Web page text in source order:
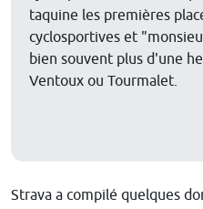
taquine les premières
cyclosportives et
bien souvent plus d'une
Ventoux ou Tourmalet.
Strava a compilé quelques